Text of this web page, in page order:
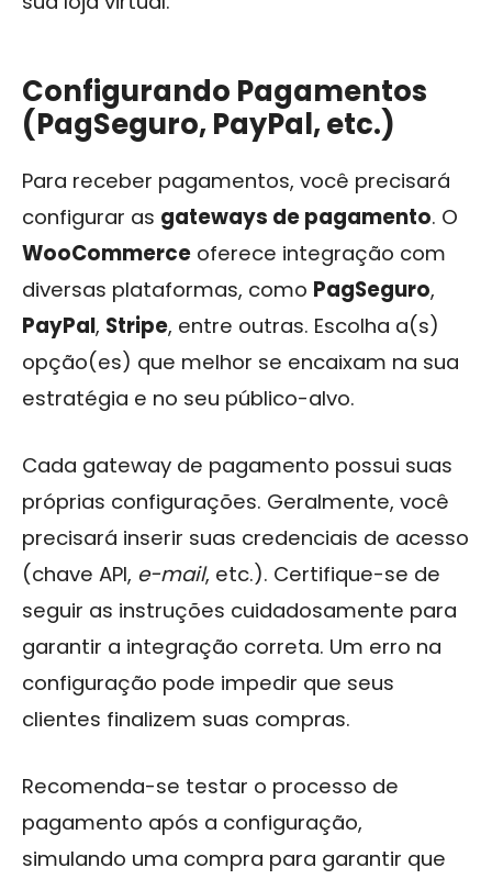
Configurando Pagamentos
(PagSeguro, PayPal, etc.)
Para receber pagamentos, você precisará
configurar as gateways de pagamento. O
WooCommerce oferece integração com
diversas plataformas, como PagSeguro,
PayPal, Stripe, entre outras. Escolha a(s)
opção(es) que melhor se encaixam na sua
estratégia e no seu público-alvo.
Cada gateway de pagamento possui suas
próprias configurações. Geralmente, você
precisará inserir suas credenciais de acesso
(chave API, e-mail, etc.). Certifique-se de
seguir as instruções cuidadosamente para
garantir a integração correta. Um erro na
configuração pode impedir que seus
clientes finalizem suas compras.
Recomenda-se testar o processo de
pagamento após a configuração,
simulando uma compra para garantir que